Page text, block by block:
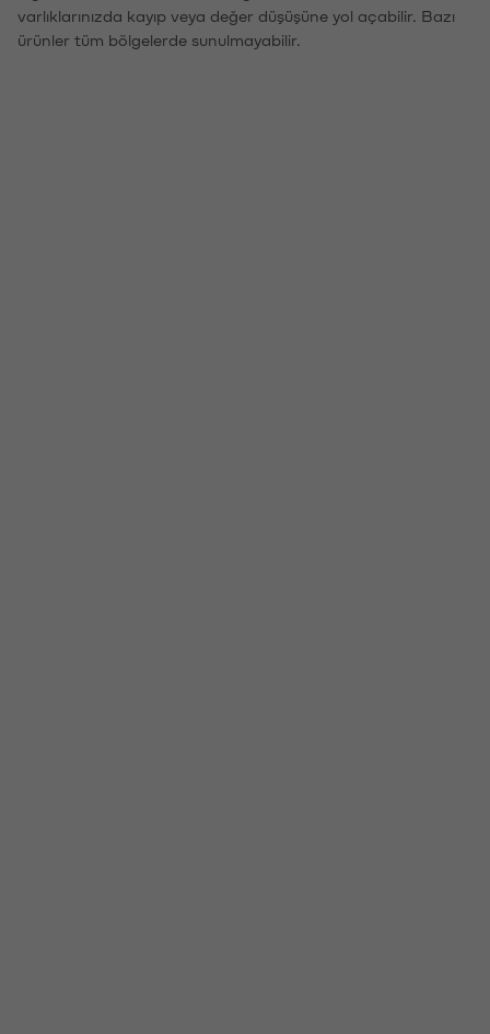
varlıklarınızda kayıp veya değer düşüşüne yol açabilir. Bazı
ürünler tüm bölgelerde sunulmayabilir.